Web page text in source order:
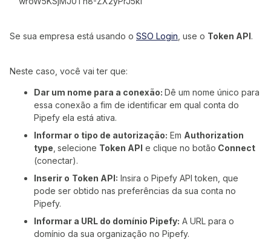
Se sua empresa está usando o SSO Login , use o Token API.
Neste caso, você vai ter que:
Dar um nome para a conexão: Dê um nome único para
essa conexão a fim de identificar em qual conta do
Pipefy ela está ativa.
Informar o tipo de autorização: Em Authorization
type selecione Token API e clique no botão Connect
(conectar).
Inserir o Token API: Insira o Pipefy API token, que
pode ser obtido nas preferências da sua conta no
Pipefy.
Informar a URL do domínio Pipefy: A URL para o
domínio da sua organização no Pipefy.